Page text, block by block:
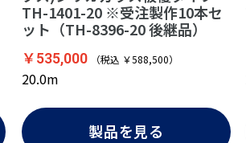
TH-1401-20 ※受注製作10本セ
ット（TH-8396-20 後継品）
￥535,000 （税込 ￥588,500）
20.0m
製品を見る